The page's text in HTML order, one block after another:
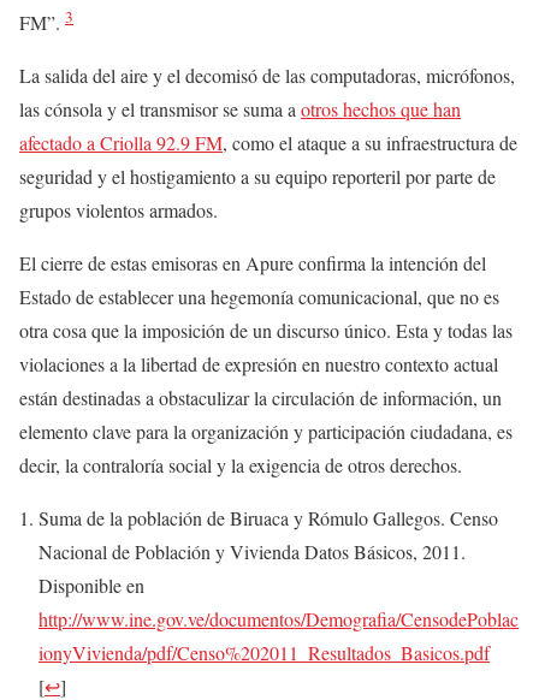
FM”. 3
La salida del aire y el decomisó de las computadoras, micrófonos,
las cónsola y el transmisor se suma a otros hechos que han
afectado a Criolla 92.9 FM, como el ataque a su infraestructura de
seguridad y el hostigamiento a su equipo reporteril por parte de
grupos violentos armados.
El cierre de estas emisoras en Apure confirma la intención del
Estado de establecer una hegemonía comunicacional, que no es
otra cosa que la imposición de un discurso único. Esta y todas las
violaciones a la libertad de expresión en nuestro contexto actual
están destinadas a obstaculizar la circulación de información, un
elemento clave para la organización y participación ciudadana, es
decir, la contraloría social y la exigencia de otros derechos.
Suma de la población de Biruaca y Rómulo Gallegos. Censo
Nacional de Población y Vivienda Datos Básicos, 2011.
Disponible en
http://www.ine.gov.ve/documentos/Demografia/CensodePoblac
ionyVivienda/pdf/Censo%202011_Resultados_Basicos.pdf
[↩]